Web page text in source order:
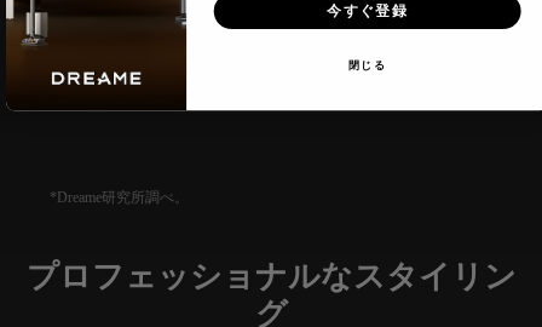
Dreame研究所調べ。
プロフェッショナルなスタイリン
グ
今すぐ登録
閉じる